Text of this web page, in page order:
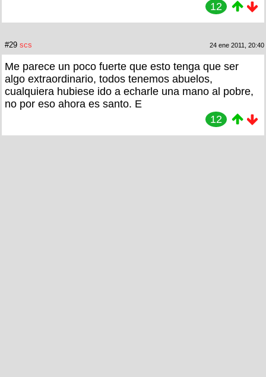
12
#29 scs 24 ene 2011, 20:40
Me parece un poco fuerte que esto tenga que ser
algo extraordinario, todos tenemos abuelos,
cualquiera hubiese ido a echarle una mano al pobre,
no por eso ahora es santo. E
12